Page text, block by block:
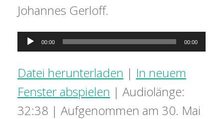
Johannes Gerloff.
Audio-
00:00 00:00
Datei herunterladen | In neuem
Fenster abspielen | Audiolänge:
32:38 | Aufgenommen am 30. Mai